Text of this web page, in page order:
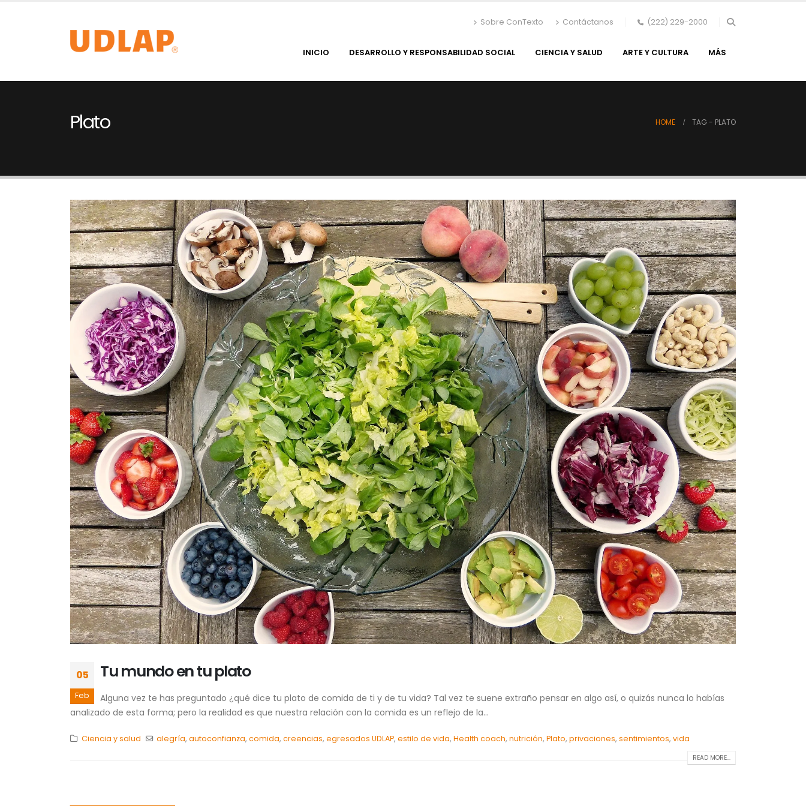
Sobre ConTexto Contáctanos (222) 229-2000
INICIO DESARROLLO Y RESPONSABILIDAD SOCIAL CIENCIA Y SALUD ARTE Y CULTURA MÁS
Plato HOME TAG - PLATO
05
Feb
Tu mundo en tu plato
Alguna vez te has preguntado ¿qué dice tu plato de comida de ti y de tu vida? Tal vez te suene extraño pensar en algo así, o quizás nunca lo habías
analizado de esta forma; pero la realidad es que nuestra relación con la comida es un reflejo de la...
Ciencia y salud alegría,autoconfianza,comida,creencias,egresados UDLAP,estilo de vida,Health coach,nutrición,Plato,privaciones,sentimientos,vida
READ MORE...